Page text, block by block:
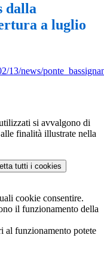
dalla
a luglio
13/news/
si avvalgono di
finalità illustrate nella
tutti i cookies
cookie consentire.
il funzionamento della
al funzionamento potete